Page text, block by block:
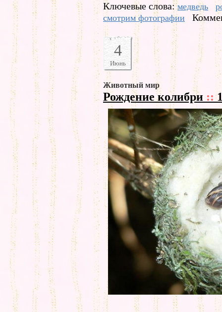
Ключевые слова:медведь
смотрим фотографии
4
Июнь
Животный мир
Рождение колибри ::